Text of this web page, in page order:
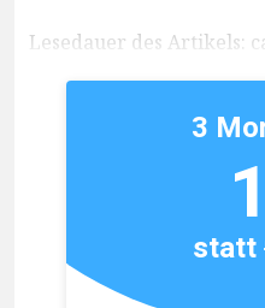
Lesedauer des Artikels:
3
statt